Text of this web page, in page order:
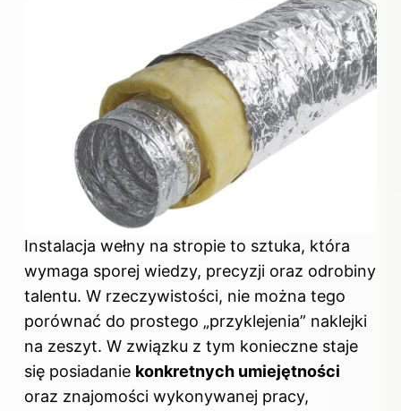
Instalacja wełny na stropie to sztuka, która
wymaga sporej wiedzy, precyzji oraz odrobiny
talentu. W rzeczywistości, nie można tego
porównać do prostego „przyklejenia” naklejki
na zeszyt. W związku z tym konieczne staje
się posiadanie konkretnych umiejętności
oraz znajomości wykonywanej pracy,